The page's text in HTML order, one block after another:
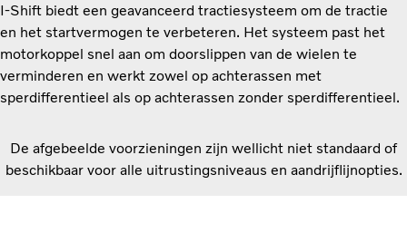
I-Shift biedt een geavanceerd tractiesysteem om de tractie
en het startvermogen te verbeteren. Het systeem past het
motorkoppel snel aan om doorslippen van de wielen te
verminderen en werkt zowel op achterassen met
sperdifferentieel als op achterassen zonder sperdifferentieel.
De afgebeelde voorzieningen zijn wellicht niet standaard of
beschikbaar voor alle uitrustingsniveaus en aandrijflijnopties.